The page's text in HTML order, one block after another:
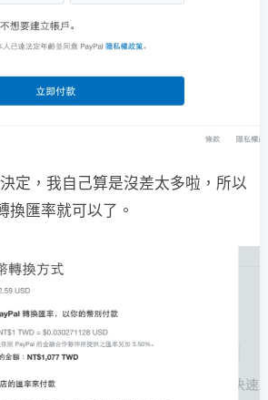
定，我自己算是沒差太多啦，所以
換匯率就可以了。